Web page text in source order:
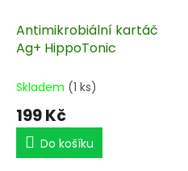
Antimikrobiální kartáč
Ag+ HippoTonic
Skladem (1 ks)
199 Kč
Do košíku